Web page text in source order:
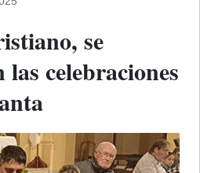
se
celebraciones